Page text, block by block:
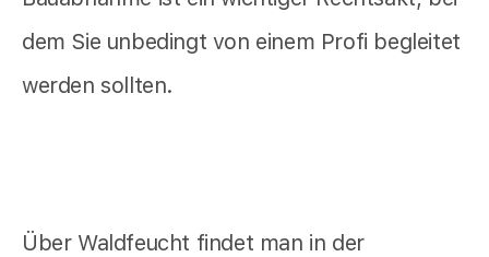
dem Sie unbedingt von einem Profi begleitet
werden sollten.
Über Waldfeucht findet man in der